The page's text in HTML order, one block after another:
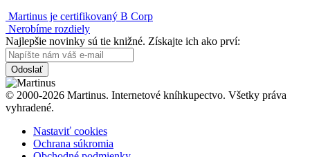
Martinus je certifikovaný B Corp
Nerobíme rozdiely
Najlepšie novinky sú tie knižné. Získajte ich ako prví:
Odoslať
© 2000-2026 Martinus. Internetové kníhkupectvo. Všetky práva
vyhradené.
Nastaviť cookies
Ochrana súkromia